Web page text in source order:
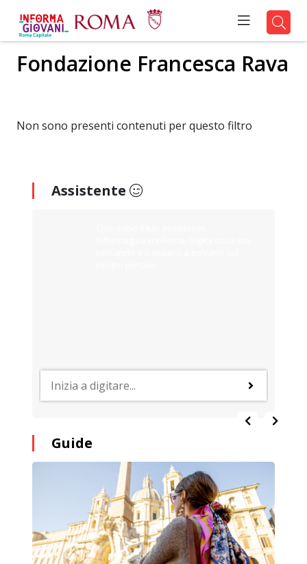
Fondazione Francesca Rava
Non sono presenti contenuti per questo filtro
Assistente
Guide